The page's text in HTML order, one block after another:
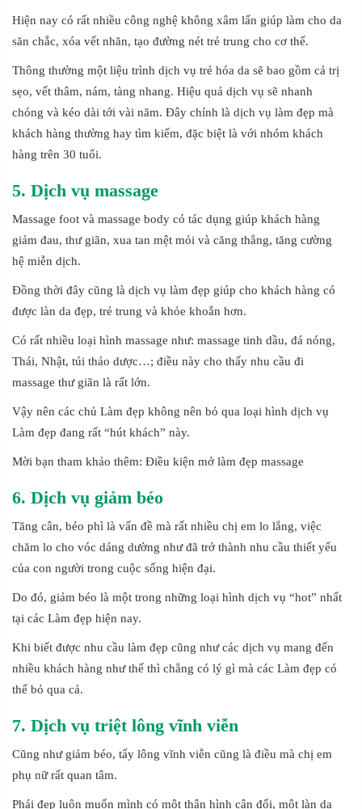
Hiện nay có rất nhiều công nghệ không xâm lấn giúp làm cho da
săn chắc, xóa vết nhăn, tạo đường nét trẻ trung cho cơ thể.
Thông thường một liệu trình dịch vụ trẻ hóa da sẽ bao gồm cả trị
sẹo, vết thâm, nám, tàng nhang. Hiệu quả dịch vụ sẽ nhanh
chóng và kéo dài tới vài năm. Đây chính là dịch vụ làm đẹp mà
khách hàng thường hay tìm kiếm, đặc biệt là với nhóm khách
hàng trên 30 tuổi.
5. Dịch vụ massage
Massage foot và massage body có tác dụng giúp khách hàng
giảm đau, thư giãn, xua tan mệt mỏi và căng thẳng, tăng cường
hệ miễn dịch.
Đồng thời đây cũng là dịch vụ làm đẹp giúp cho khách hàng có
được làn da đẹp, trẻ trung và khỏe khoắn hơn.
Có rất nhiều loại hình massage như: massage tinh dầu, đá nóng,
Thái, Nhật, túi thảo dược…; điều này cho thấy nhu cầu đi
massage thư giãn là rất lớn.
Vậy nên các chủ Làm đẹp không nên bỏ qua loại hình dịch vụ
Làm đẹp đang rất “hút khách” này.
Mời bạn tham khảo thêm: Điều kiện mở làm đẹp massage
6. Dịch vụ giảm béo
Tăng cân, béo phì là vấn đề mà rất nhiều chị em lo lắng, việc
chăm lo cho vóc dáng dường như đã trở thành nhu cầu thiết yếu
của con người trong cuộc sống hiện đại.
Do đó, giảm béo là một trong những loại hình dịch vụ “hot” nhất
tại các Làm đẹp hiện nay.
Khi biết được nhu cầu làm đẹp cũng như các dịch vụ mang đến
nhiều khách hàng như thế thì chẳng có lý gì mà các Làm đẹp có
thể bỏ qua cả.
7. Dịch vụ triệt lông vĩnh viễn
Cũng như giảm béo, tẩy lông vĩnh viễn cũng là điều mà chị em
phụ nữ rất quan tâm.
Phái đẹp luôn muốn mình có một thân hình cân đối, một làn da